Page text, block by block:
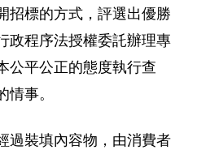
招標的方式，評選出優勝
政程序法授權委託辦理專
公平公正的態度執行查
事。
過裝填內容物，由消費者